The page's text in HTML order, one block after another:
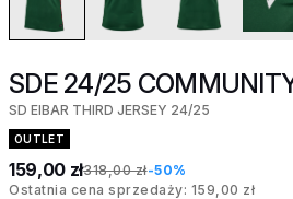
SDE 24/25
SD EIBAR THIRD JERSEY 24/25
OUTLET
159,00 zł318,00 zł-50%
Ostatnia cena sprzedaży: 159,00 zł